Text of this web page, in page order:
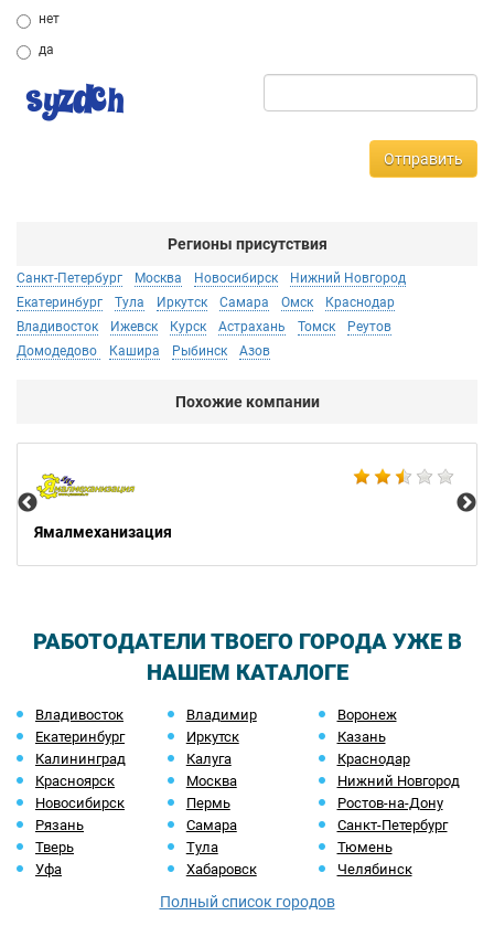
нет
да
Отправить
Регионы присутствия
Санкт-Петербург Москва Новосибирск
Нижний Новгород
Екатеринбург
Тула Иркутск Самара Омск
Краснодар
Владивосток
Ижевск Курск Астрахань Томск
Реутов
Домодедово
Кашира Рыбинск Азов
Похожие компании
Ямалмеханизация
РАБОТОДАТЕЛИ ТВОЕГО ГОРОДА УЖЕ В
НАШЕМ КАТАЛОГЕ
Владивосток Владимир
Воронеж
Екатеринбург
Иркутск
Казань
Калининград
Калуга
Краснодар
Красноярск
Москва
Нижний Новгород
Новосибирск
Пермь
Ростов-на-Дону
Рязань
Самара
Санкт-Петербург
Тверь
Тула
Тюмень
Уфа
Хабаровск Челябинск
Полный список городов